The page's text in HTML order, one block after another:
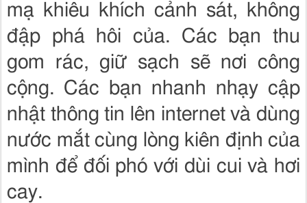
mạ khiêu khích cảnh sát, không
đập phá hôi của. Các bạn thu
gom rác, giữ sạch sẽ nơi công
cộng. Các bạn nhanh nhạy cập
nhật thông tin lên internet và dùng
nước mắt cùng lòng kiên định của
mình để đối phó với dùi cui và hơi
cay.